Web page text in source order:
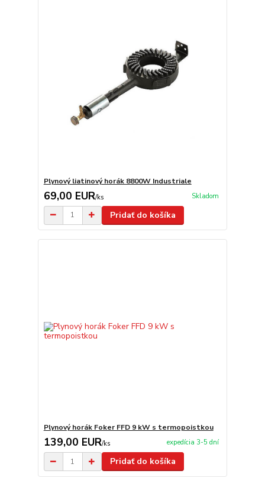
Plynový liatinový horák 8800W Industriale
69,00 EUR/ks Skladom
Pridať do košíka
Plynový horák Foker FFD 9 kW s termopoistkou
139,00 EUR/ks expedícia 3-5 dní
Pridať do košíka